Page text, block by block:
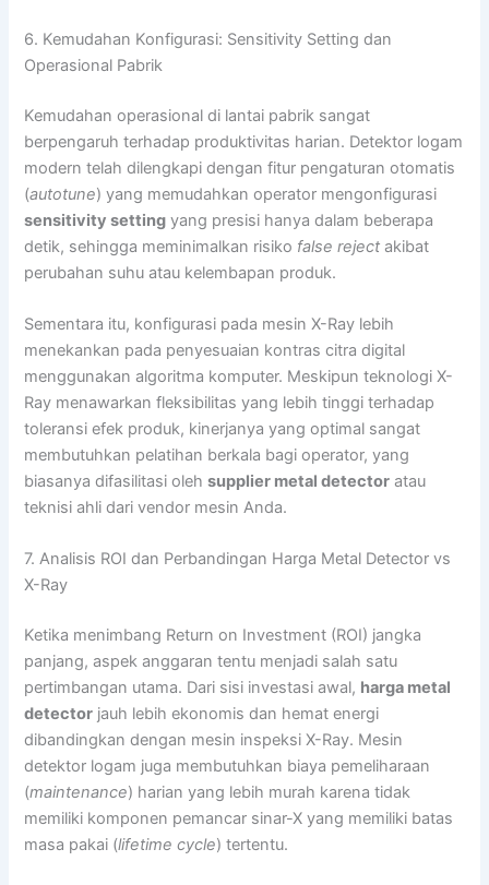
6. Kemudahan Konfigurasi: Sensitivity Setting dan
Operasional Pabrik
Kemudahan operasional di lantai pabrik sangat
berpengaruh terhadap produktivitas harian. Detektor logam
modern telah dilengkapi dengan fitur pengaturan otomatis
(autotune) yang memudahkan operator mengonfigurasi
sensitivity setting yang presisi hanya dalam beberapa
detik, sehingga meminimalkan risiko false reject akibat
perubahan suhu atau kelembapan produk.
Sementara itu, konfigurasi pada mesin X-Ray lebih
menekankan pada penyesuaian kontras citra digital
menggunakan algoritma komputer. Meskipun teknologi X-
Ray menawarkan fleksibilitas yang lebih tinggi terhadap
toleransi efek produk, kinerjanya yang optimal sangat
membutuhkan pelatihan berkala bagi operator, yang
biasanya difasilitasi olehsupplier metal detector atau
teknisi ahli dari vendor mesin Anda.
7. Analisis ROI dan Perbandingan Harga Metal Detector vs
X-Ray
Ketika menimbang Return on Investment (ROI) jangka
panjang, aspek anggaran tentu menjadi salah satu
pertimbangan utama. Dari sisi investasi awal, harga metal
detector jauh lebih ekonomis dan hemat energi
dibandingkan dengan mesin inspeksi X-Ray. Mesin
detektor logam juga membutuhkan biaya pemeliharaan
(maintenance) harian yang lebih murah karena tidak
memiliki komponen pemancar sinar-X yang memiliki batas
masa pakai (lifetime cycle) tertentu.